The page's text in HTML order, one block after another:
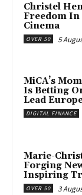
Christel
Freedom In
Cinema
OVER 50 5
MiCA’s
Is Betting
Lead
DIGITAL FINANCE
Marie-
Forging
Inspiring
OVER 50 3